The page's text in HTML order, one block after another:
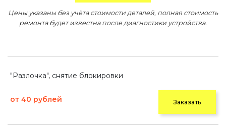
Цены указаны без учёта стоимости деталей, полная стоимость
ремонта будет известна после диагностики устройства.
"Разлочка", снятие блокировки
от 40 рублей Заказать